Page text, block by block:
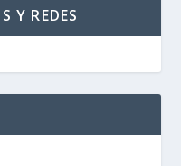
Y REDES